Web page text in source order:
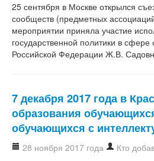
25 сентября в Москве открылся
сообществ (предметных
мероприятии приняла участие
государственной политики в
Российской Федерации Ж.В.
7 декабря 2017 года в
образования
обучающихся с
28 ноября 2017 года Кто